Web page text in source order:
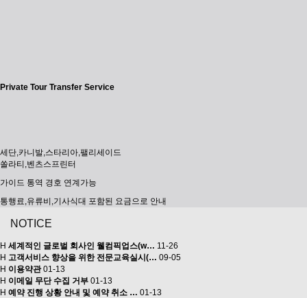
Private Tour Transfer Service
세단,카니발,스타리아,팰리세이드
쏠라티,벤츠스프린터
가이드 통역 경호 연계가능
통행료,유류비,기사식대 포함된 요금으로 안내
NOTICE
H 세계적인 글로벌 회사인 웰컴픽업스(w… 11-26
H 고객서비스 향상을 위한 전문교육실시(… 09-05
H 이용약관 01-13
H 이메일 무단 수집 거부 01-13
H 예약 진행 상황 안내 및 예약 취소 … 01-13